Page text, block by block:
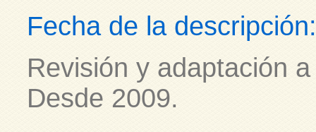
Fecha de la descripción:
Revisión y adaptación
Desde 2009.